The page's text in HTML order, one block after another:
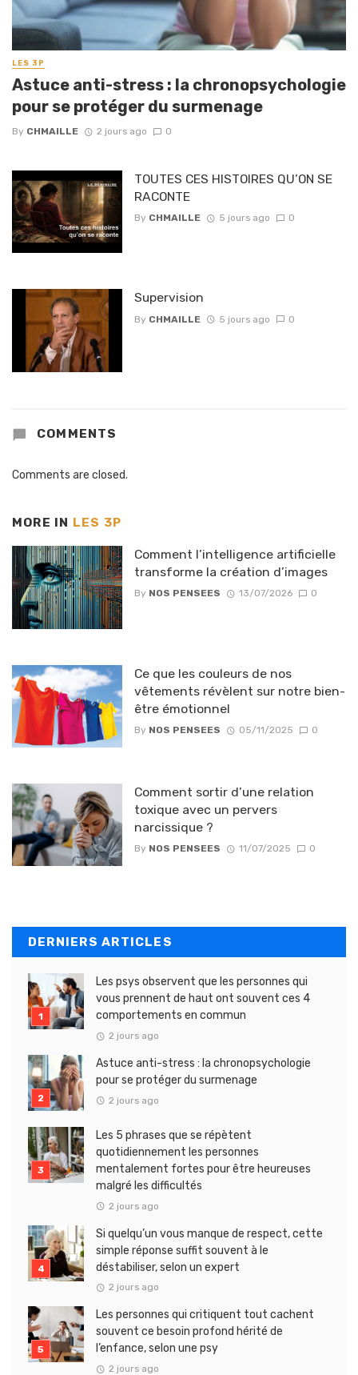
LES 3P
Astuce anti-stress : la chronopsychologie
pour se protéger du surmenage
By CHMAILLE 2 jours ago 0
TOUTES CES HISTOIRES QU’ON SE
RACONTE
By CHMAILLE 5 jours ago 0
Supervision
By CHMAILLE 5 jours ago 0
COMMENTS
Comments are closed.
MORE IN LES 3P
Comment l’intelligence artificielle
transforme la création d’images
By NOS PENSEES 13/07/2026 0
Ce que les couleurs de nos
vêtements révèlent sur notre bien-
être émotionnel
By NOS PENSEES 05/11/2025 0
Comment sortir d’une relation
toxique avec un pervers
narcissique ?
By NOS PENSEES 11/07/2025 0
DERNIERS ARTICLES
Les psys observent que les personnes qui
vous prennent de haut ont souvent ces 4
comportements en commun
2 jours ago
Astuce anti-stress : la chronopsychologie
pour se protéger du surmenage
2 jours ago
Les 5 phrases que se répètent
quotidiennement les personnes
mentalement fortes pour être heureuses
malgré les difficultés
2 jours ago
Si quelqu’un vous manque de respect, cette
simple réponse suffit souvent à le
déstabiliser, selon un expert
2 jours ago
Les personnes qui critiquent tout cachent
souvent ce besoin profond hérité de
l’enfance, selon une psy
2 jours ago